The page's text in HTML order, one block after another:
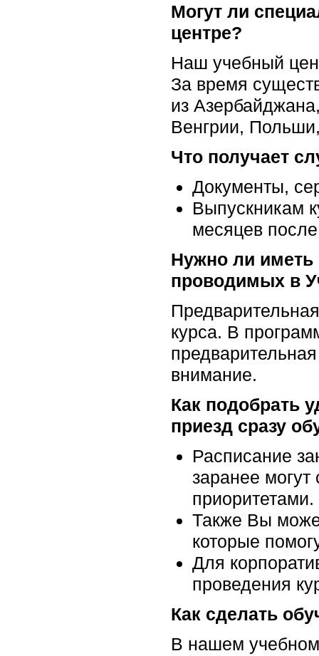
Могут ли
центре?
Наш учебный
За время
из
Венгрии,
Что получает
Документы,
Выпускникам
месяцев
Нужно ли иметь
проводимых в
курса. В
внимание.
Как подобрать
приезд сразу
Расписание
заранее могут
приоритетами.
Также Вы
которые
Для
проведения
Как сделать
В нашем учебном